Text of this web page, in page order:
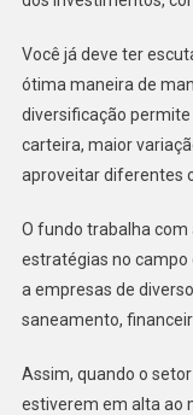
Você já deve ter
ótima maneira de
diversificação
carteira, maior
aproveitar diferentes
O fundo trabalha
estratégias no campo
a empresas de
saneamento,
Assim, quando o
estiverem em alta ao